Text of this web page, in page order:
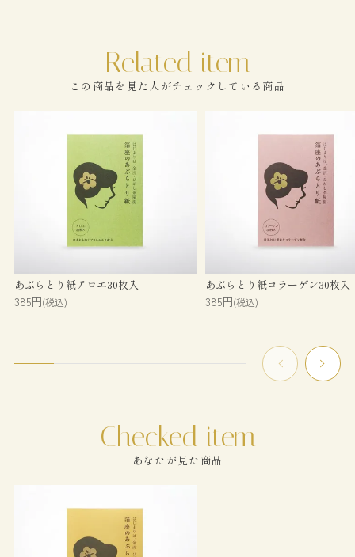
この商品を見た人がチェックしている商品
あぶらとり紙アロエ30枚入
385円(税込)
あぶらとり紙コラーゲン30枚入
385円(税込)
あなたが見た商品